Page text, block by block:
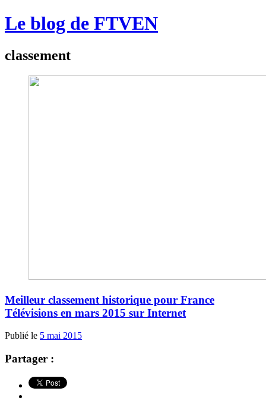
Le blog de FTVEN
classement
Meilleur classement historique pour France
Télévisions en mars 2015 sur Internet
Publié le 5 mai 2015
Partager :